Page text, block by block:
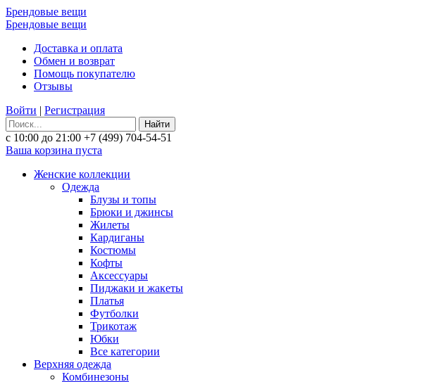
Брендовые вещи
Брендовые вещи
Доставка и оплата
Обмен и возврат
Помощь покупателю
Отзывы
Войти | Регистрация
Найти
с 10:00 до 21:00 +7 (499) 704-54-51
Ваша корзина пуста
Женские коллекции
Одежда
Блузы и топы
Брюки и джинсы
Жилеты
Кардиганы
Костюмы
Кофты
Аксессуары
Пиджаки и жакеты
Платья
Футболки
Трикотаж
Юбки
Все категории
Верхняя одежда
Комбинезоны